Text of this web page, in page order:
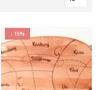
↓ 15%